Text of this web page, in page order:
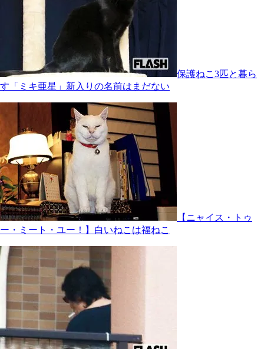
保護ねこ3匹と暮ら
す「ミキ亜星」新入りの名前はまだない
【ニャイス・トゥ
ー・ミート・ユー！】白いねこは福ねこ